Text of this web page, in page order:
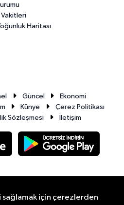
Vakitleri
Haritası
Güncel
Ekonomi
Künye
Çerez Politikası
Sözleşmesi İletişim
sağlamak için çerezlerden